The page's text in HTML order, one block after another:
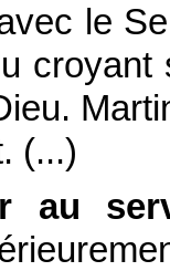
le
(...)
au